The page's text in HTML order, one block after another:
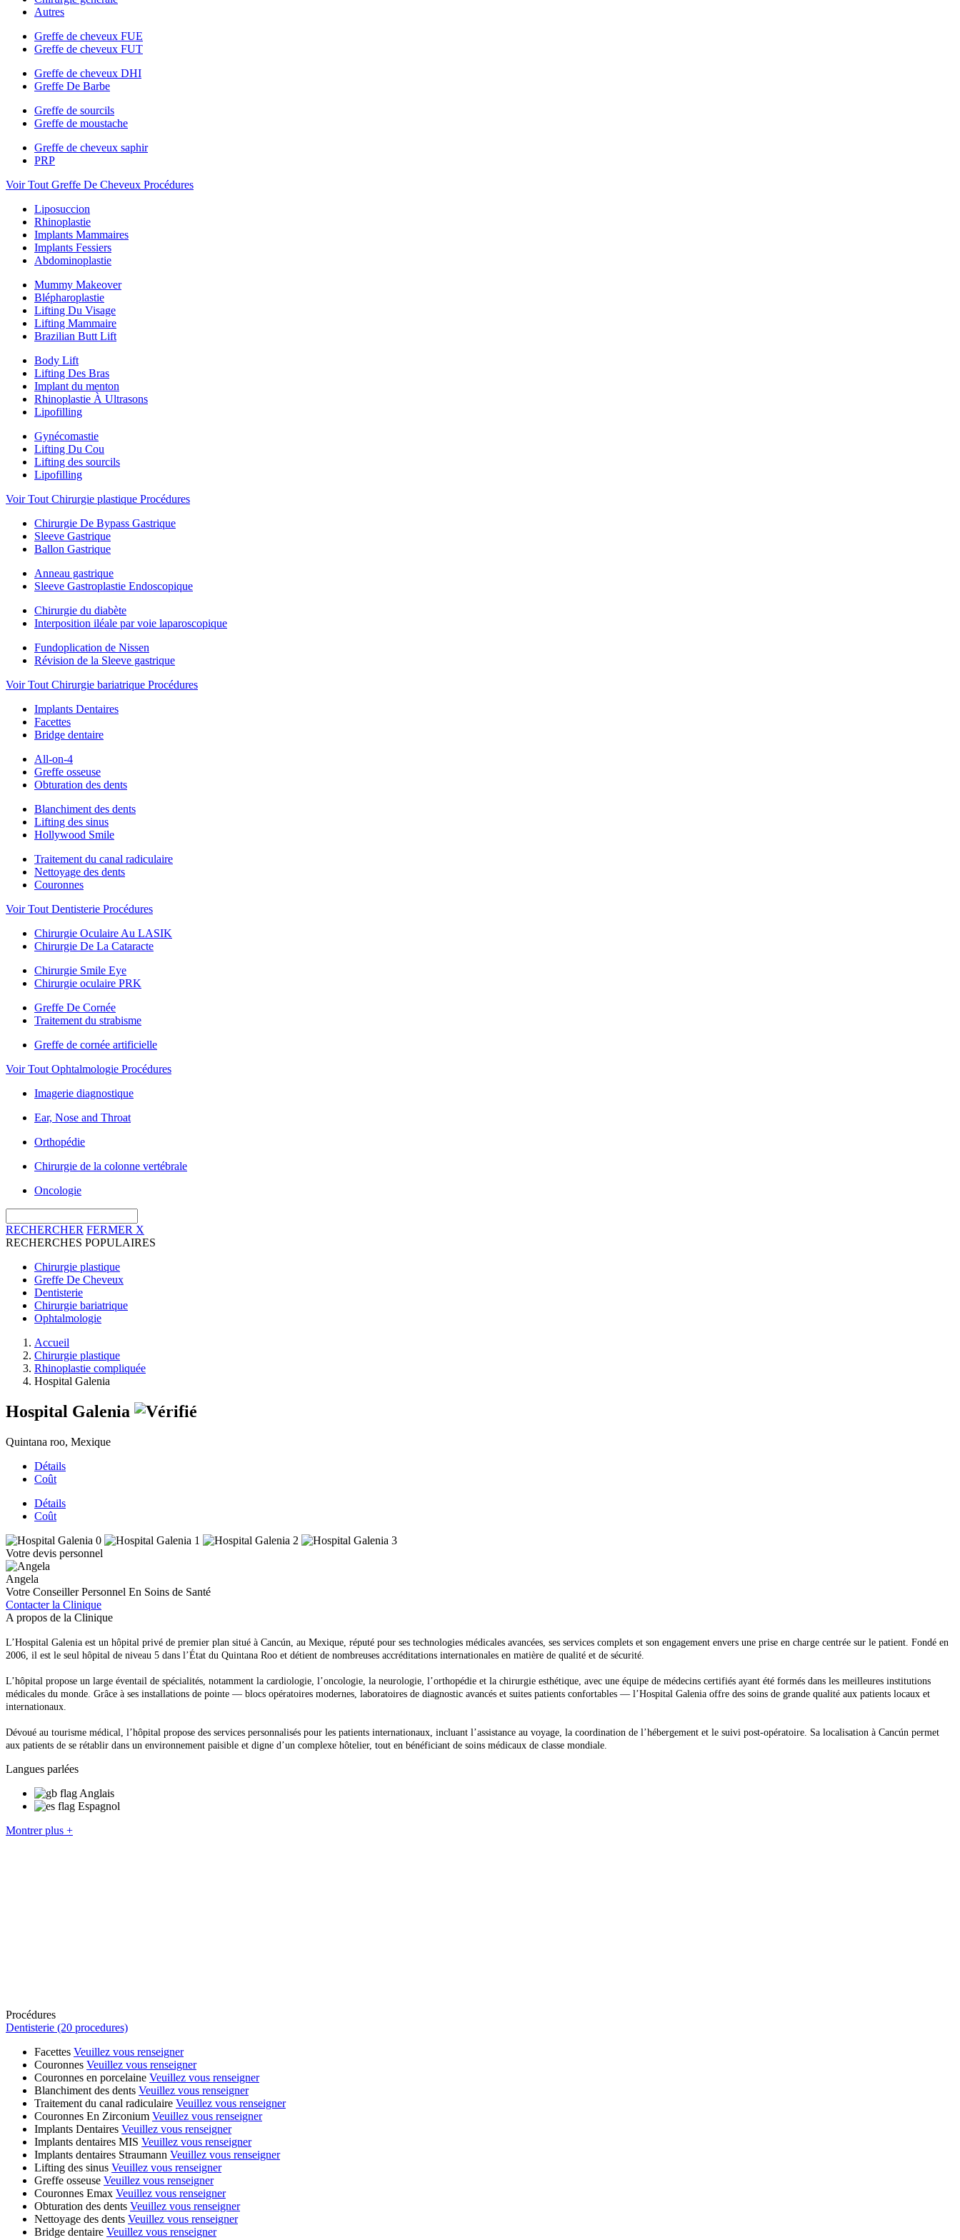
Autres
Greffe de cheveux FUE
Greffe de cheveux FUT
Greffe de cheveux DHI
Greffe De Barbe
Greffe de sourcils
Greffe de moustache
Greffe de cheveux saphir
PRP
Voir Tout Greffe De Cheveux Procédures
Liposuccion
Rhinoplastie
Implants Mammaires
Implants Fessiers
Abdominoplastie
Mummy Makeover
Blépharoplastie
Lifting Du Visage
Lifting Mammaire
Brazilian Butt Lift
Body Lift
Lifting Des Bras
Implant du menton
Rhinoplastie À Ultrasons
Lipofilling
Gynécomastie
Lifting Du Cou
Lifting des sourcils
Lipofilling
Voir Tout Chirurgie plastique Procédures
Chirurgie De Bypass Gastrique
Sleeve Gastrique
Ballon Gastrique
Anneau gastrique
Sleeve Gastroplastie Endoscopique
Chirurgie du diabète
Interposition iléale par voie laparoscopique
Fundoplication de Nissen
Révision de la Sleeve gastrique
Voir Tout Chirurgie bariatrique Procédures
Implants Dentaires
Facettes
Bridge dentaire
All-on-4
Greffe osseuse
Obturation des dents
Blanchiment des dents
Lifting des sinus
Hollywood Smile
Traitement du canal radiculaire
Nettoyage des dents
Couronnes
Voir Tout Dentisterie Procédures
Chirurgie Oculaire Au LASIK
Chirurgie De La Cataracte
Chirurgie Smile Eye
Chirurgie oculaire PRK
Greffe De Cornée
Traitement du strabisme
Greffe de cornée artificielle
Voir Tout Ophtalmologie Procédures
Imagerie diagnostique
Ear, Nose and Throat
Orthopédie
Chirurgie de la colonne vertébrale
Oncologie
RECHERCHER FERMER X
RECHERCHES POPULAIRES
Chirurgie plastique
Greffe De Cheveux
Dentisterie
Chirurgie bariatrique
Ophtalmologie
Accueil
Chirurgie plastique
Rhinoplastie compliquée
Hospital Galenia
Hospital Galenia
Quintana roo, Mexique
Détails
Coût
Détails
Coût
Votre devis personnel
Angela
Votre Conseiller Personnel En Soins de Santé
Contacter la Clinique
A propos de la Clinique
L’Hospital Galenia est un hôpital privé de premier plan situé à Cancún, au Mexique, réputé pour ses technologies médicales avancées, ses services complets et son engagement envers une prise en charge centrée sur le patient. Fondé en
2006, il est le seul hôpital de niveau 5 dans l’État du Quintana Roo et détient de nombreuses accréditations internationales en matière de qualité et de sécurité.
L’hôpital propose un large éventail de spécialités, notamment la cardiologie, l’oncologie, la neurologie, l’orthopédie et la chirurgie esthétique, avec une équipe de médecins certifiés ayant été formés dans les meilleures institutions
médicales du monde. Grâce à ses installations de pointe — blocs opératoires modernes, laboratoires de diagnostic avancés et suites patients confortables — l’Hospital Galenia offre des soins de grande qualité aux patients locaux et
internationaux.
Dévoué au tourisme médical, l’hôpital propose des services personnalisés pour les patients internationaux, incluant l’assistance au voyage, la coordination de l’hébergement et le suivi post-opératoire. Sa localisation à Cancún permet
aux patients de se rétablir dans un environnement paisible et digne d’un complexe hôtelier, tout en bénéficiant de soins médicaux de classe mondiale.
Langues parlées
Anglais
Espagnol
Montrer plus +
Procédures
Dentisterie (20 procedures)
Facettes Veuillez vous renseigner
Couronnes Veuillez vous renseigner
Couronnes en porcelaine Veuillez vous renseigner
Blanchiment des dents Veuillez vous renseigner
Traitement du canal radiculaire Veuillez vous renseigner
Couronnes En Zirconium Veuillez vous renseigner
Implants Dentaires Veuillez vous renseigner
Implants dentaires MIS Veuillez vous renseigner
Implants dentaires Straumann Veuillez vous renseigner
Lifting des sinus Veuillez vous renseigner
Greffe osseuse Veuillez vous renseigner
Couronnes Emax Veuillez vous renseigner
Obturation des dents Veuillez vous renseigner
Nettoyage des dents Veuillez vous renseigner
Bridge dentaire Veuillez vous renseigner